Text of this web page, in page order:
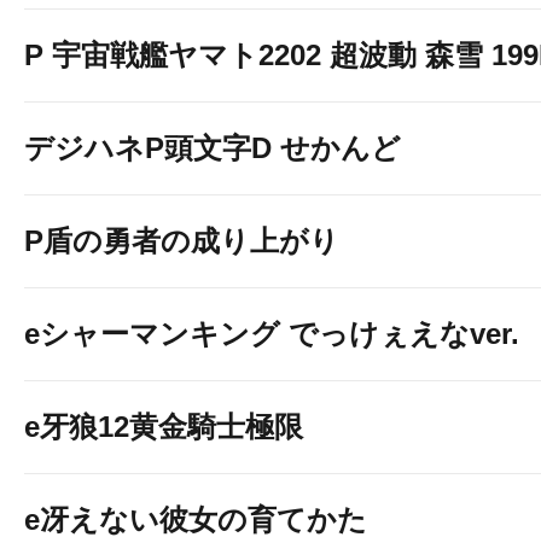
P 宇宙戦艦ヤマト2202 超波動 森雪
デジハネP頭文字D せかんど
P盾の勇者の成り上がり
eシャーマンキング でっけぇえなver.
e牙狼12黄金騎士極限
e冴えない彼女の育てかた